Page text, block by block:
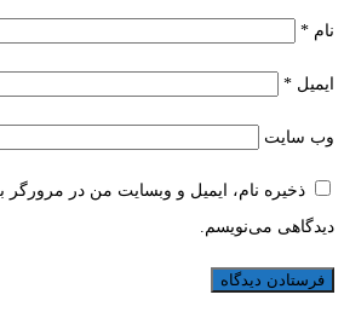
نام *
ایمیل *
وب‌ سایت
ذخیره نام، ایمیل و وبسایت من در مرورگر
دیدگاهی می‌نویسم.